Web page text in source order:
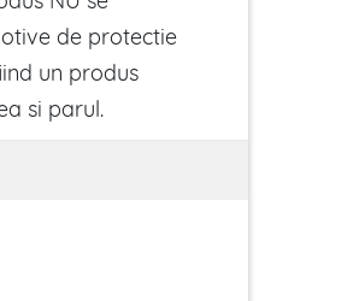
de protectie
un produs
si parul.